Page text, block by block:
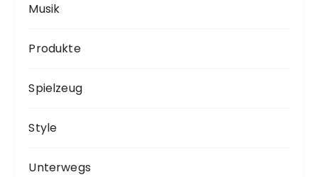
Musik
Produkte
Spielzeug
Style
Unterwegs